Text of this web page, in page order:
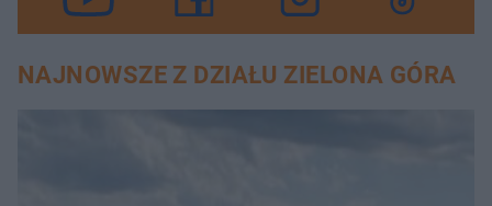
NAJNOWSZE Z DZIAŁU ZIELONA GÓRA